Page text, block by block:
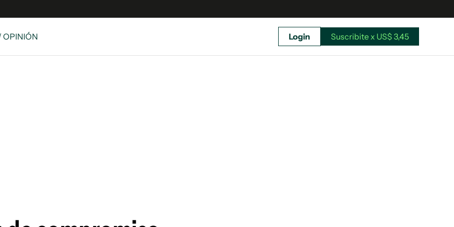
OPINIÓN Login Suscribite x US$ 3,45